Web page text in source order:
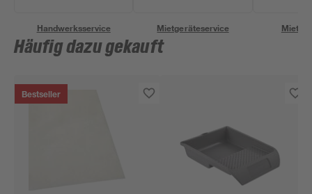
Handwerksservice Mietgeräteservice
Häufig dazu gekauft
Bestseller